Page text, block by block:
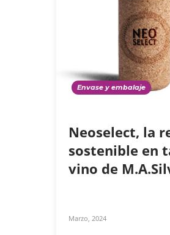
Envase y embalaje
Neoselect, la
sostenible en
vino de
Marzo, 2024